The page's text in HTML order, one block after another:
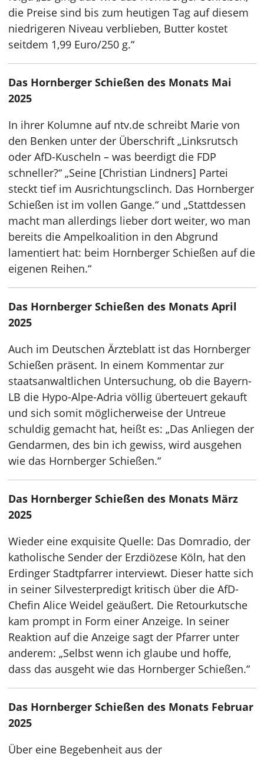
die Preise sind bis zum heutigen Tag auf diesem
niedrigeren Niveau verblieben, Butter kostet
seitdem 1,99 Euro/250 g.“
Das Hornberger Schießen des Monats Mai
2025
In ihrer Kolumne auf ntv.de schreibt Marie von
den Benken unter der Überschrift „Linksrutsch
oder AfD-Kuscheln – was beerdigt die FDP
schneller?“ „Seine [Christian Lindners] Partei
steckt tief im Ausrichtungsclinch. Das Hornberger
Schießen ist im vollen Gange.“ und „Stattdessen
macht man allerdings lieber dort weiter, wo man
bereits die Ampelkoalition in den Abgrund
lamentiert hat: beim Hornberger Schießen auf die
eigenen Reihen.“
Das Hornberger Schießen des Monats April
2025
Auch im Deutschen Ärzteblatt ist das Hornberger
Schießen präsent. In einem Kommentar zur
staatsanwaltlichen Untersuchung, ob die Bayern-
LB die Hypo-Alpe-Adria völlig überteuert gekauft
und sich somit möglicherweise der Untreue
schuldig gemacht hat, heißt es: „Das Anliegen der
Gendarmen, des bin ich gewiss, wird ausgehen
wie das Hornberger Schießen.“
Das Hornberger Schießen des Monats März
2025
Wieder eine exquisite Quelle: Das Domradio, der
katholische Sender der Erzdiözese Köln, hat den
Erdinger Stadtpfarrer interviewt. Dieser hatte sich
in seiner Silvesterpredigt kritisch über die AfD-
Chefin Alice Weidel geäußert. Die Retourkutsche
kam prompt in Form einer Anzeige. In seiner
Reaktion auf die Anzeige sagt der Pfarrer unter
anderem: „Selbst wenn ich glaube und hoffe,
dass das ausgeht wie das Hornberger Schießen.“
Das Hornberger Schießen des Monats Februar
2025
Über eine Begebenheit aus der